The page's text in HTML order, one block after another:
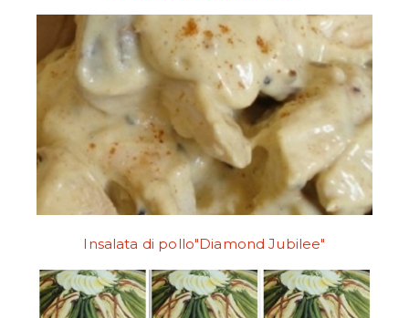
Insalata di pollo"Diamond Jubilee"